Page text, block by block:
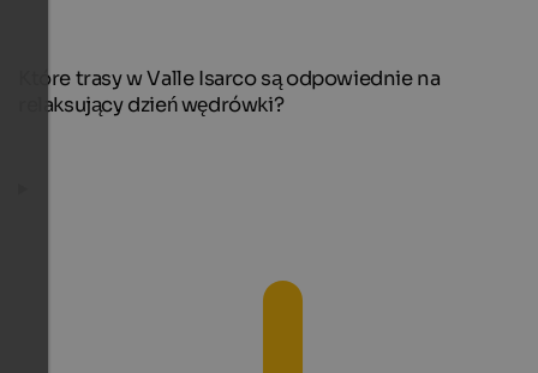
Które trasy w Valle Isarco są odpowiednie na
relaksujący dzień wędrówki?